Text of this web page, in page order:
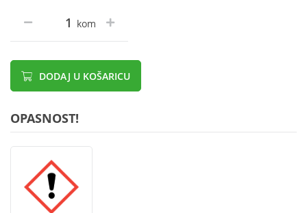
kom
DODAJ U KOŠARICU
OPASNOST!